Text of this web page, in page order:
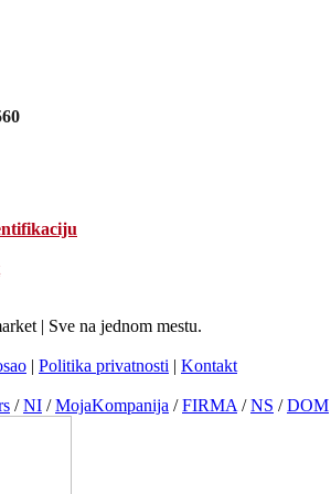
| Sve na jednom mestu.
| Politika privatnosti | Kontakt
/NI /MojaKompanija /FIRMA /NS /DOM